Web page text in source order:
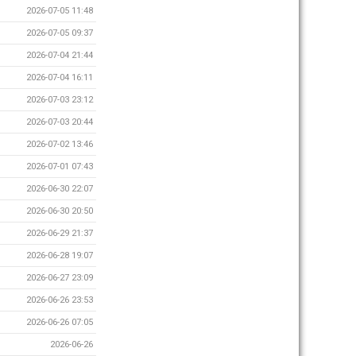
2026-07-05 11:48
2026-07-05 09:37
2026-07-04 21:44
2026-07-04 16:11
2026-07-03 23:12
2026-07-03 20:44
2026-07-02 13:46
2026-07-01 07:43
2026-06-30 22:07
2026-06-30 20:50
2026-06-29 21:37
2026-06-28 19:07
2026-06-27 23:09
2026-06-26 23:53
2026-06-26 07:05
2026-06-26